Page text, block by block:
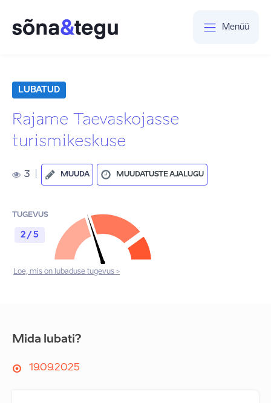
Menüü
LUBATUD
Rajame Taevaskojasse
turismikeskuse
3 MUUDA MUUDATUSTE AJALUGU
TUGEVUS
2 / 5
Loe, mis on lubaduse tugevus >
Mida lubati?
19.09.2025